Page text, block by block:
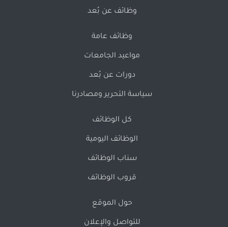
وظائف عن بُعد
وظائف عامة
مواعيد الجامعات
دورات عن بُعد
سياسة التحرير ومصادرنا
كل الوظائف
الوظائف اليومية
سناب الوظائف
قروب الوظائف
حول الموقع
للتواصل والإعلان